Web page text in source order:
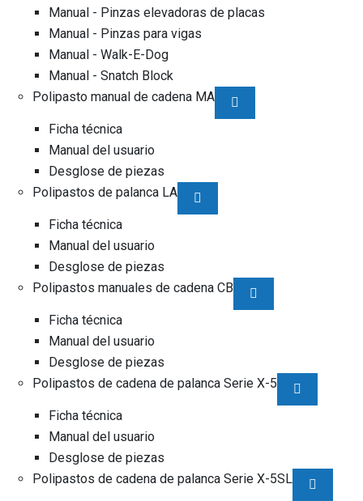
Manual - Pinzas elevadoras de placas
Manual - Pinzas para vigas
Manual - Walk-E-Dog
Manual - Snatch Block
Polipasto manual de cadena MA
Ficha técnica
Manual del usuario
Desglose de piezas
Polipastos de palanca LA
Ficha técnica
Manual del usuario
Desglose de piezas
Polipastos manuales de cadena CB
Ficha técnica
Manual del usuario
Desglose de piezas
Polipastos de cadena de palanca Serie X-5
Ficha técnica
Manual del usuario
Desglose de piezas
Polipastos de cadena de palanca Serie X-5SL